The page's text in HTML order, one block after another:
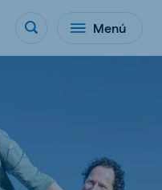
Menú